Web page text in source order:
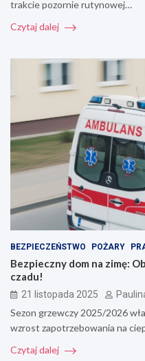
trakcie pozornie rutynowej…
Czytaj dalej
BEZPIECZEŃSTWO POŻARY
Bezpieczny dom na zimę:
czadu!
21 listopada 2025
Sezon grzewczy 2025/2026
wzrost zapotrzebowania na
Czytaj dalej